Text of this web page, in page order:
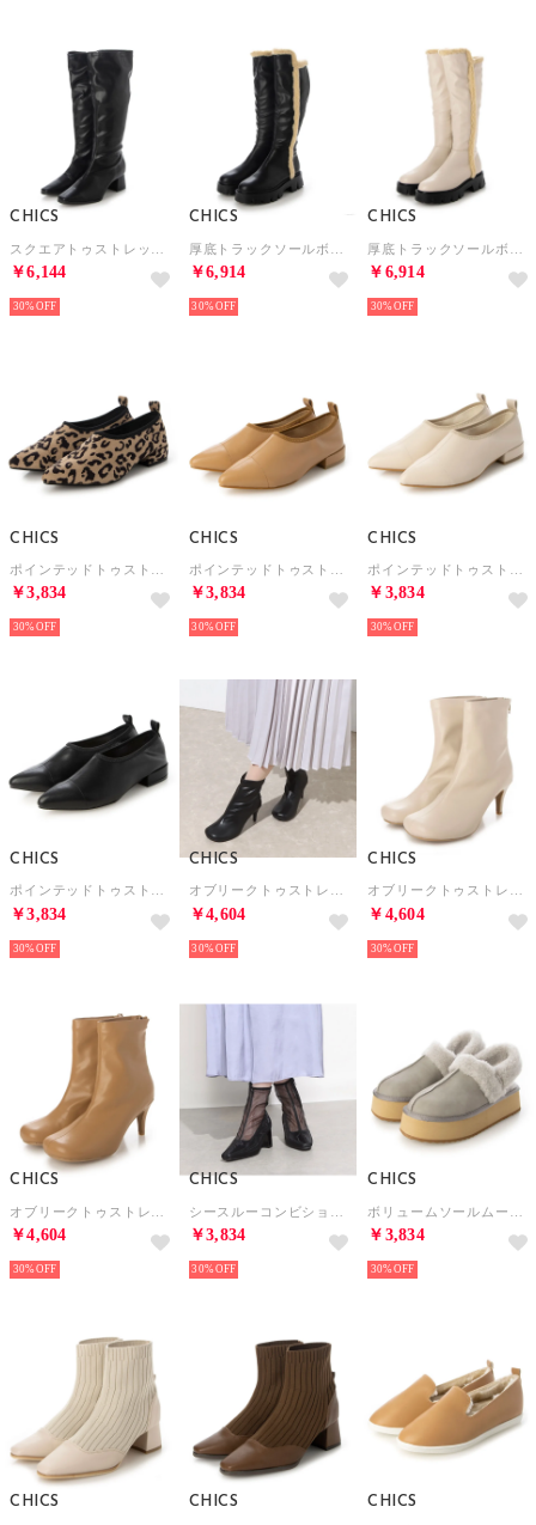
CHICS
￥6,144
30%
CHICS
￥6,914
30%
CHICS
￥6,914
30%
CHICS
￥3,834
30%
CHICS
￥3,834
30%
CHICS
￥3,834
30%
CHICS
ポインテッドトゥストレッチシューズ （BLK）
￥3,834
30%
CHICS
オブリークトゥストレッチショートブーツ （BLK）
￥4,604
30%
CHICS
オブリークトゥストレッチショートブーツ （IVR）
￥4,604
30%
CHICS
￥4,604
30%
CHICS
￥3,834
30%
CHICS
￥3,834
30%
CHICS CHICS CHICS